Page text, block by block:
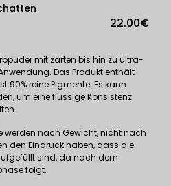
22.00€
mit zarten bis hin zu ultra-
Das Produkt enthält
reine Pigmente. Es kann
um eine flüssige Konsistenz
werden nach Gewicht, nicht nach
den Eindruck haben, dass die
sind, da nach dem
folgt.